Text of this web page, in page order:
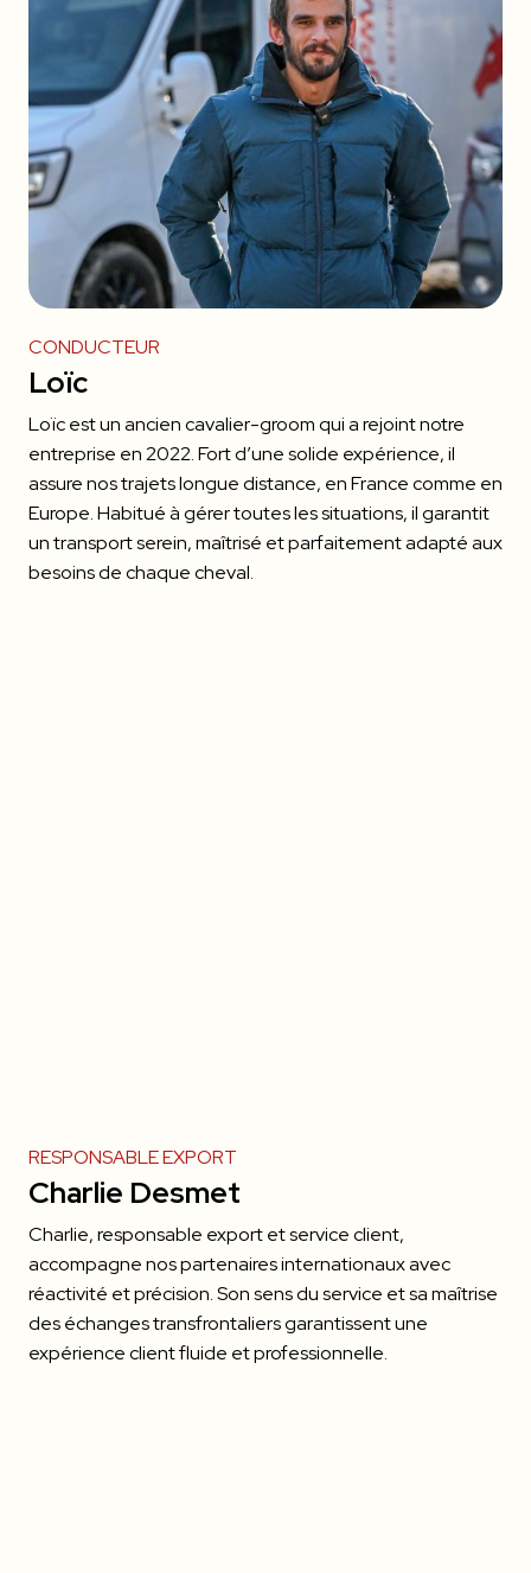
CONDUCTEUR
Loïc
Loïc est un ancien cavalier-groom qui a rejoint notre
entreprise en 2022. Fort d’une solide expérience, il
assure nos trajets longue distance, en France comme en
Europe. Habitué à gérer toutes les situations, il garantit
un transport serein, maîtrisé et parfaitement adapté aux
besoins de chaque cheval.
RESPONSABLE EXPORT
Charlie Desmet
Charlie, responsable export et service client,
accompagne nos partenaires internationaux avec
réactivité et précision. Son sens du service et sa maîtrise
des échanges transfrontaliers garantissent une
expérience client fluide et professionnelle.